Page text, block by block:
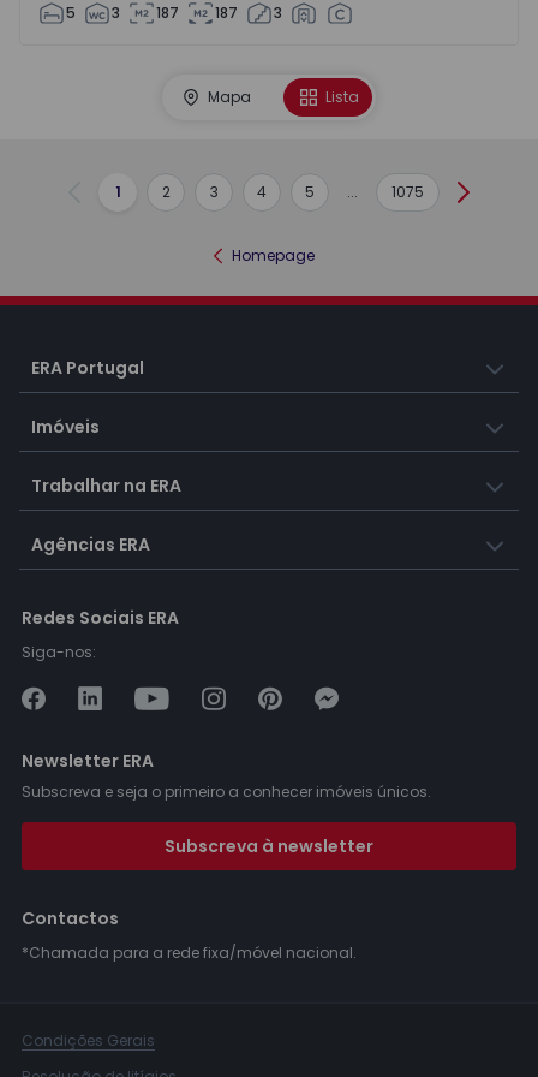
5 3 187 187 3
Mapa Lista
Anterior
1 2 3 4 5 ... 1075
Homepage
ERA Portugal
Imóveis
Trabalhar na ERA
Agências ERA
Redes Sociais ERA
Siga-nos:
Newsletter ERA
Subscreva e seja o primeiro a conhecer imóveis únicos.
Subscreva à newsletter
Contactos
*Chamada para a rede fixa/móvel nacional.
Condições Gerais